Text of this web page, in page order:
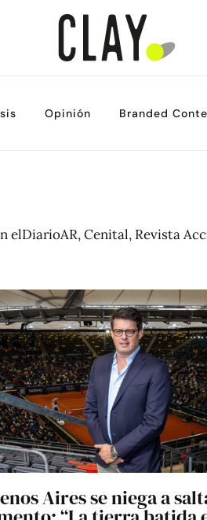
Opinión Branded
elDiarioAR, Cenital, Revista
Aires se niega a